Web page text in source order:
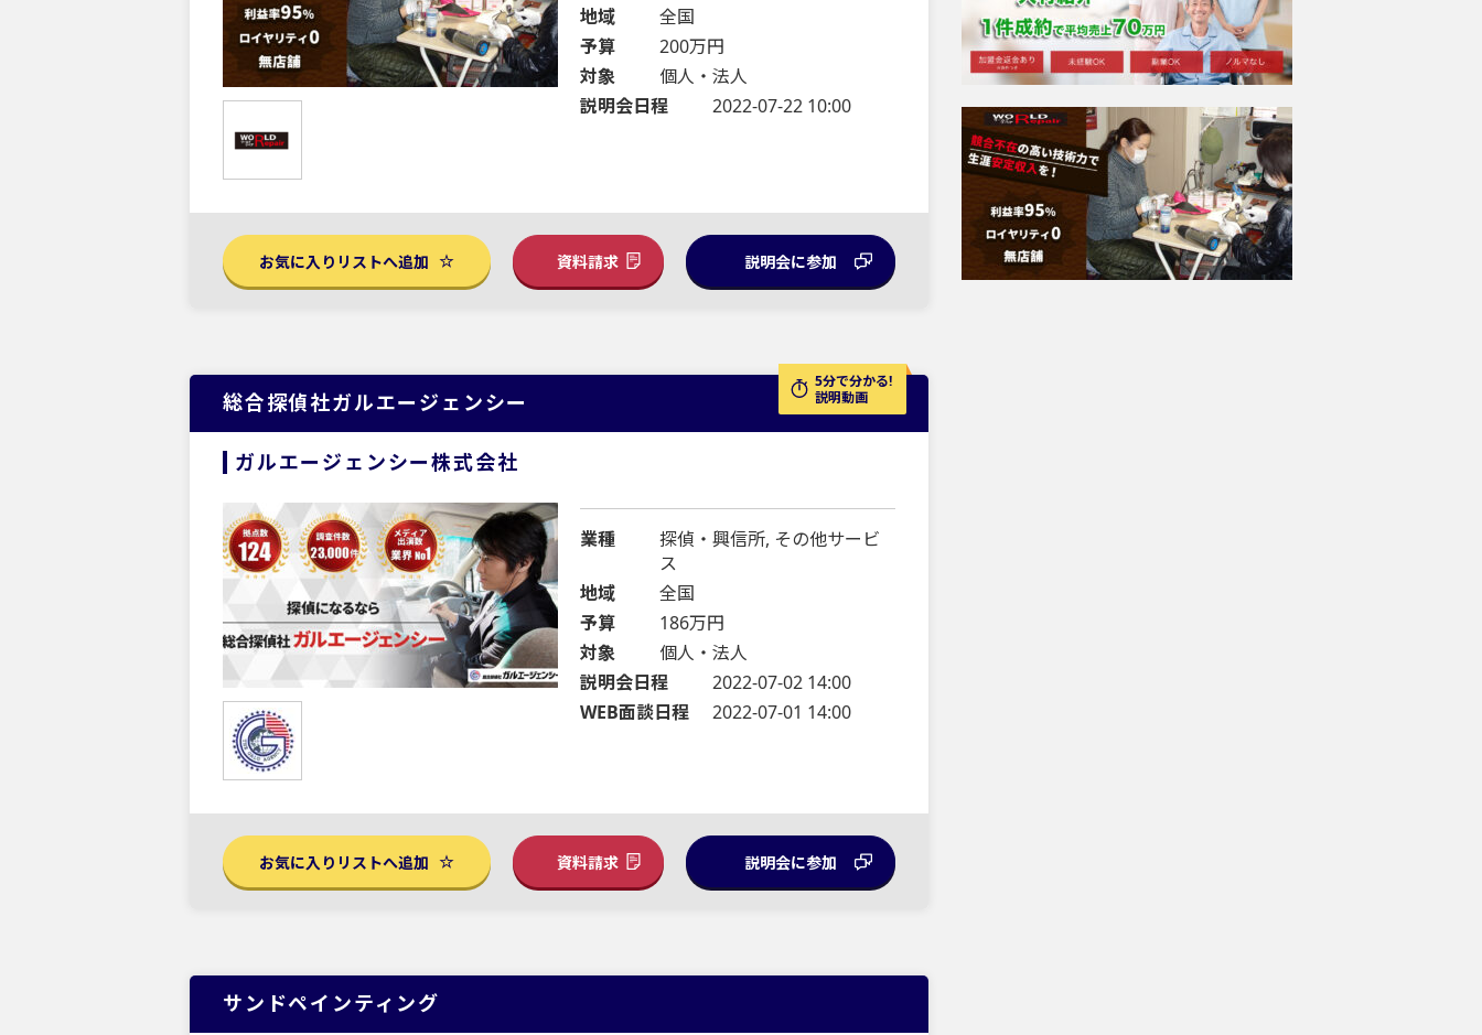
地域
全国
予算
200万円
対象
個人・法人
説明会日程
2022-07-22 10:00
お気に入りリストへ追加 資料請求 説明会に参加
5分で分かる!
説明動画
総合探偵社ガルエージェンシー
ガルエージェンシー株式会社
業種
探偵・興信所, その他サービ
ス
地域
全国
予算
186万円
対象
個人・法人
説明会日程
2022-07-02 14:00
WEB面談日程
2022-07-01 14:00
お気に入りリストへ追加 資料請求 説明会に参加
サンドペインティング